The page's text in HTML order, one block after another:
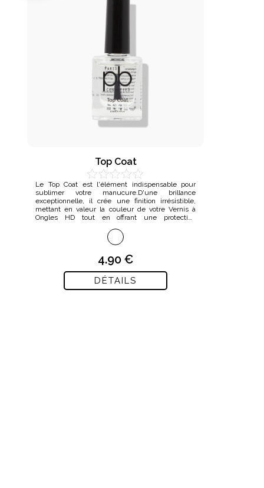
Top Coat
Le Top Coat est l'élément indispensable pour
sublimer votre manucure.D'une brillance
exceptionnelle, il crée une finition irrésistible,
mettant en valeur la couleur de votre Vernis à
Ongles HD tout en offrant une protection
4.90 €
DÉTAILS